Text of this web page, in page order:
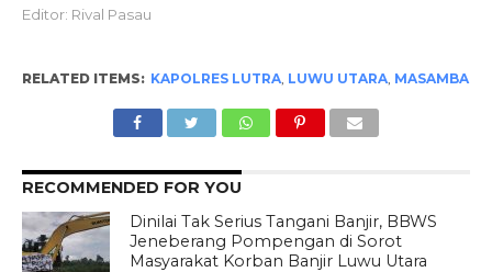
Editor: Rival Pasau
RELATED ITEMS: KAPOLRES LUTRA, LUWU UTARA, MASAMBA
RECOMMENDED FOR YOU
Dinilai Tak Serius Tangani Banjir, BBWS
Jeneberang Pompengan di Sorot
Masyarakat Korban Banjir Luwu Utara